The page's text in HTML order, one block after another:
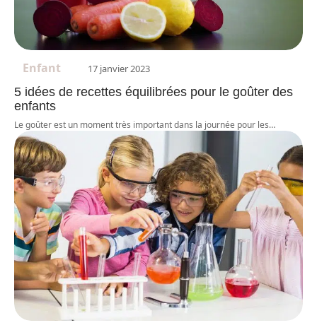
Enfant 17 janvier 2023
5 idées de recettes équilibrées pour le goûter des
enfants
Le goûter est un moment très important dans la journée pour les…